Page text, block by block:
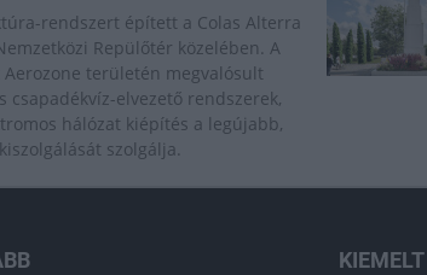
rendszert épített a Colas Alterra
Repülőtér közelében. A
Aerozone területén megvalósult
csapadékvíz-elvezető rendszerek,
hálózat kiépítés a legújabb,
szolgálja.
KIEMELT